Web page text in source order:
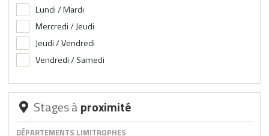
Lundi / Mardi
Mercredi / Jeudi
Jeudi / Vendredi
Vendredi / Samedi
Stages àproximité
DÉPARTEMENTS LIMITROPHES